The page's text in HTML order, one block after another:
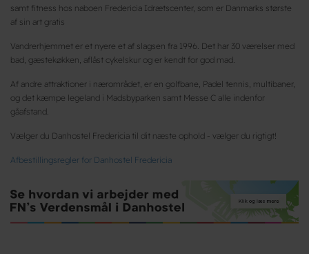
samt fitness hos naboen Fredericia Idrætscenter, som er Danmarks største
af sin art gratis
Vandrerhjemmet er et nyere et af slagsen fra 1996. Det har 30 værelser med
bad, gæstekøkken, aflåst cykelskur og er kendt for god mad.
Af andre attraktioner i nærområdet, er en golfbane, Padel tennis, multibaner,
og det kæmpe legeland i Madsbyparken samt Messe C alle indenfor
gåafstand.
Vælger du Danhostel Fredericia til dit næste ophold - vælger du rigtigt!
Afbestillingsregler for Danhostel Fredericia